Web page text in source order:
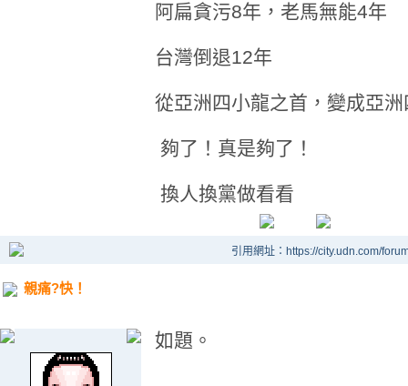
阿扁貪污8年，老馬無能4年
台灣倒退12年
從亞洲四小龍之首，變成亞
夠了！真是夠了！
換人換黨做看看
引用網址：https://city.udn.com/
親痛?快！
如題。